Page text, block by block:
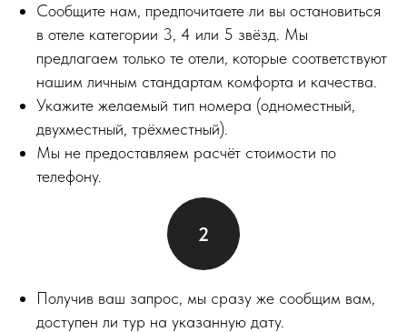
Сообщите нам, предпочитаете ли вы остановиться
в отеле категории 3, 4 или 5 звёзд. Мы
предлагаем только те отели, которые соответствуют
нашим личным стандартам комфорта и качества.
Укажите желаемый тип номера (одноместный,
двухместный, трёхместный).
Мы не предоставляем расчёт стоимости по
телефону.
Получив ваш запрос, мы сразу же сообщим вам,
доступен ли тур на указанную дату.